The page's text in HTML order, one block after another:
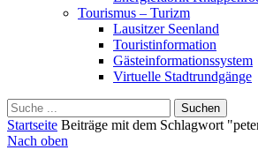
Tourismus – Turizm
Lausitzer Seenland
Touristinformation
Gästeinformationssystem
Virtuelle Stadtrundgänge
Suche
für:
Startseite Beiträge mit dem Schlagwort
Nach oben